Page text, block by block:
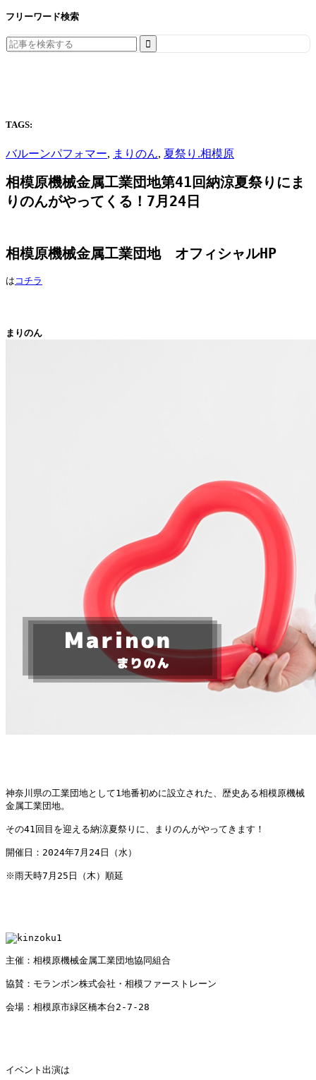
フリーワード検索
Search
for:
TAGS:
バルーンパフォマー, まりのん, 夏祭り.相模原
相模原機械金属工業団地第41回納涼夏祭りにま
りのんがやってくる！7月24日
相模原機械金属工業団地　オフィシャルHP
は コチラ
まりのん
神奈川県の工業団地として1地番初めに設立された、歴史ある相模原機械
金属工業団地。
その41回目を迎える納涼夏祭りに、まりのんがやってきます！
開催日：2024年7月24日（水）
※雨天時7月25日（木）順延
主催：相模原機械金属工業団地協同組合
協賛：モランボン株式会社・相模ファーストレーン
会場：相模原市緑区橋本台2-7-28
イベント出演は